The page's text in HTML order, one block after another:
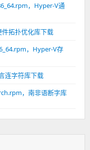
，Hyper-V通
拓扑优化库下载
，Hyper-V存
连字符库下载
，南非语断字库